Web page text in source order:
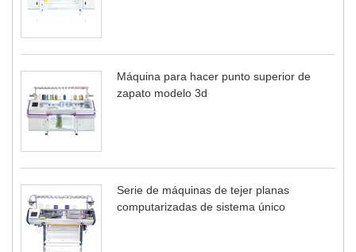
Máquina para hacer punto superior de
zapato modelo 3d
Serie de máquinas de tejer planas
computarizadas de sistema único